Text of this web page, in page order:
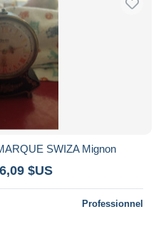
SWIZA Mignon
$US
Professionnel